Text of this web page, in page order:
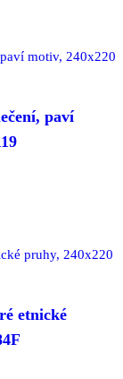
paví
etnické